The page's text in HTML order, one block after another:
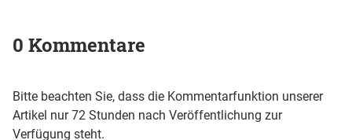
0 Kommentare
Bitte beachten Sie, dass die Kommentarfunktion unserer
Artikel nur 72 Stunden nach Veröffentlichung zur
Verfügung steht.